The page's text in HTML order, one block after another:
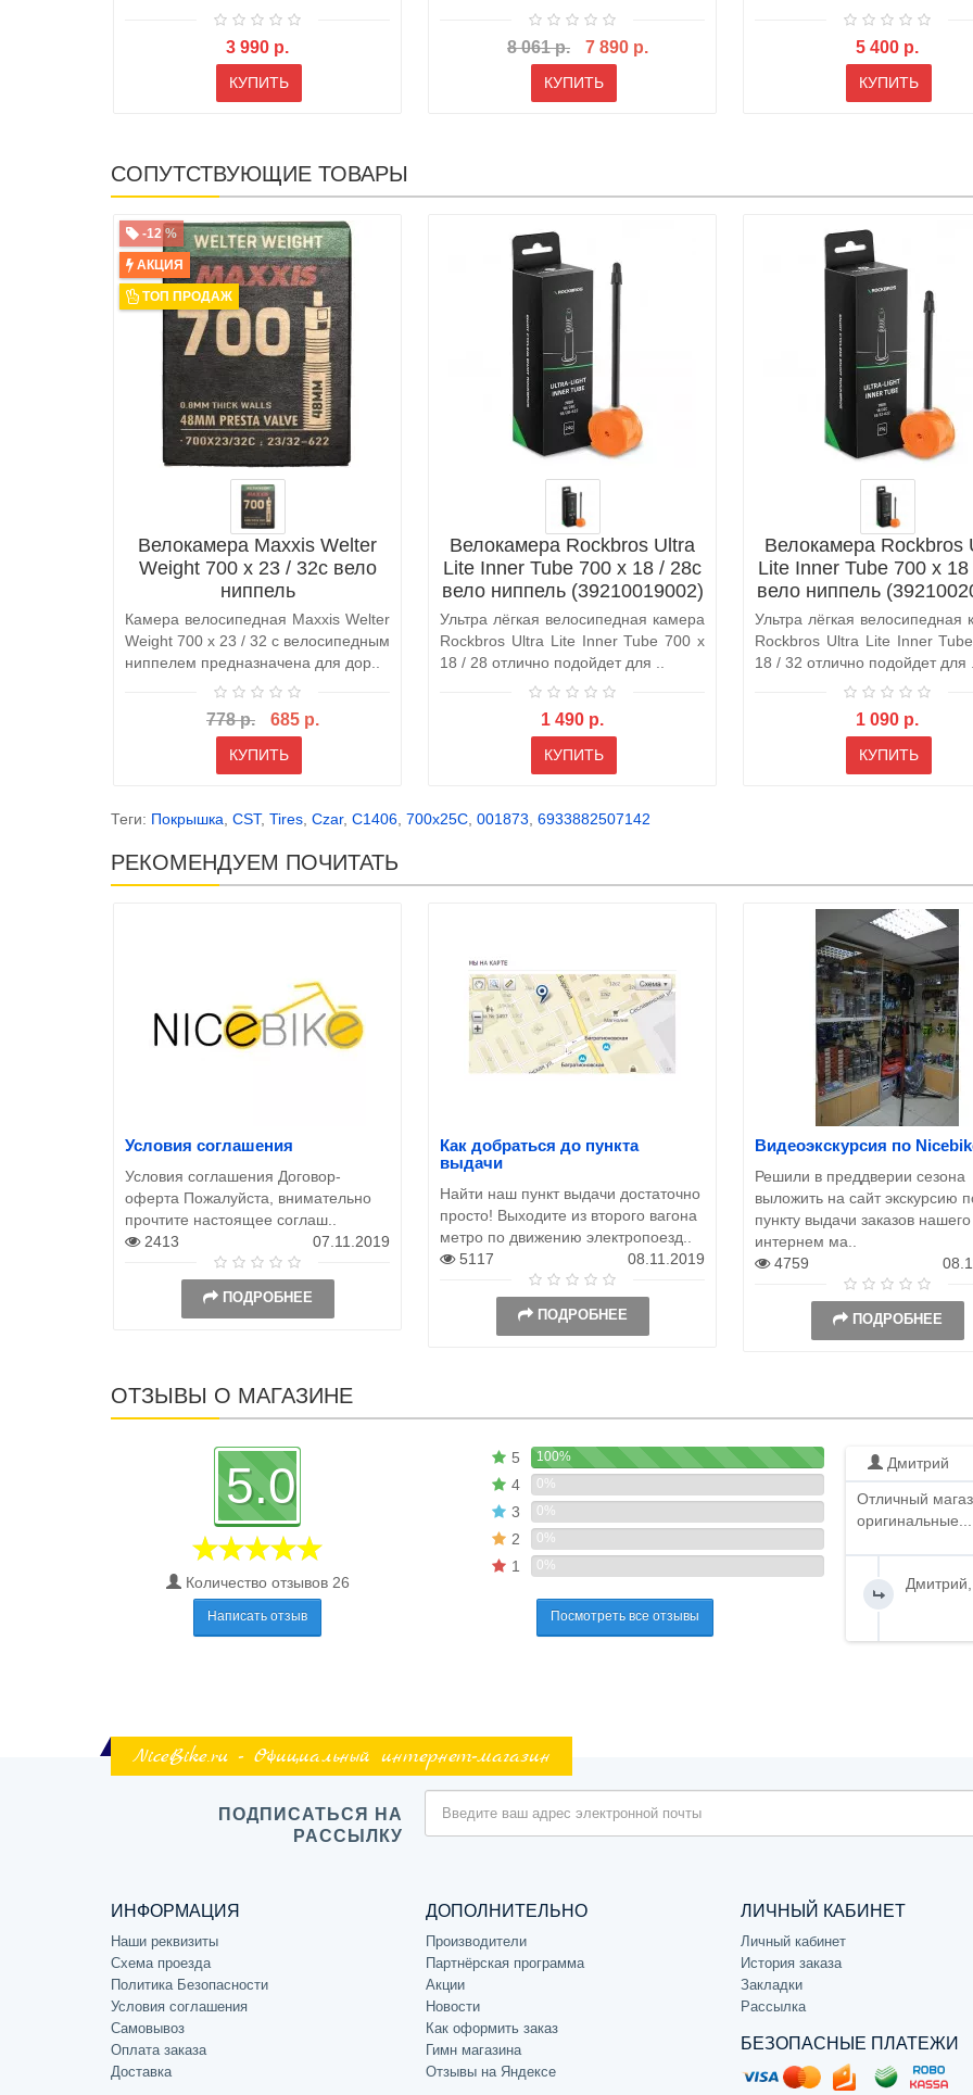
компаундом и ка..
3 990 р.
КУПИТЬ
8 061 р. 7 890 р.
КУПИТЬ
в течение вс..
5 400 р.
КУПИТЬ
СОПУТСТВУЮЩИЕ ТОВАРЫ
-12 %
АКЦИЯ
ТОП ПРОДАЖ
Велокамера Maxxis Welter
Weight 700 x 23 / 32c вело
ниппель
Камера велосипедная Maxxis Welter
Weight 700 x 23 / 32 с велосипедным
ниппелем предназначена для дор..
778 р. 685 р.
КУПИТЬ
Велокамера Rockbros Ultra
Lite Inner Tube 700 x 18 / 28c
вело ниппель (39210019002)
Ультра лёгкая велосипедная камера
Rockbros Ultra Lite Inner Tube 700 x
18 / 28 отлично подойдет для ..
1 490 р.
КУПИТЬ
Велокамера Rockbros
Lite Inner Tube 700 x
вело ниппель
Ультра лёгкая велосипедная
Rockbros Ultra Lite Inner
18 / 32 отлично подойдет для ..
1 090 р.
КУПИТЬ
Теги: Покрышка CST, Tires Czar, C1406 700x25C 001873 6933882507142
РЕКОМЕНДУЕМ ПОЧИТАТЬ
Условия соглашения
Условия соглашения Договор-
оферта Пожалуйста, внимательно
прочтите настоящее соглаш..
2413
07.11.2019
ПОДРОБНЕЕ
Как добраться до пункта
выдачи
Найти наш пункт выдачи достаточно
просто! Выходите из второго вагона
метро по движению электропоезд..
5117
08.11.2019
ПОДРОБНЕЕ
Видеоэкскурсия по
Решили в преддверии сезона
выложить на сайт экскурсию
пункту выдачи заказов нашего
интернем ма..
4759
ПОДРОБНЕЕ
ОТЗЫВЫ О МАГАЗИНЕ
5.0
Количество отзывов 26
Написать отзыв
5 100%
4 0%
3 0%
2 0%
1 0%
Посмотреть все отзывы
Дмитрий
Отличный
оригинальные...
NiceBike.ru - Официальный интернет-магазин
ПОДПИСАТЬСЯ НА
РАССЫЛКУ
ИНФОРМАЦИЯ
Наши реквизиты
Схема проезда
Политика Безопасности
Условия соглашения
Самовывоз
Оплата заказа
Доставка
ДОПОЛНИТЕЛЬНО
Производители
Партнёрская программа
Акции
Новости
Как оформить заказ
Гимн магазина
Отзывы на Яндексе
ЛИЧНЫЙ КАБИНЕТ
Личный кабинет
История заказа
Закладки
Рассылка
БЕЗОПАСНЫЕ ПЛАТЕЖИ